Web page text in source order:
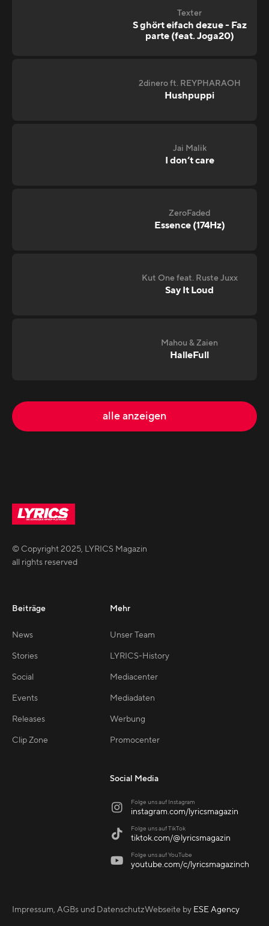
Texter
S ghört eifach dezue - Faz
parte (feat. Joga20)
2dinero ft. REYPHARAOH
Hushpuppi
Jai Malik
I don‘t care
ZeroFaded
Essence (174Hz)
Kut One feat. Ruste Juxx
Say It Loud
Mahou & Zaien
HalleFull
alle anzeigen
© Copyright2025, LYRICS Magazin
all rights reserved
Beiträge
News
Stories
Social
Events
Releases
Clip Zone
Mehr
Unser Team
LYRICS-History
Mediacenter
Mediadaten
Werbung
Promocenter
Social Media
 Folge uns auf Instagram
instagram.com/lyricsmagazin
 Folge uns auf TikTok
tiktok.com/@lyricsmagazin
 Folge uns auf YouTube
youtube.com/c/lyricsmagazinch
Impressum, AGBs und DatenschutzWebseite by ESE Agency